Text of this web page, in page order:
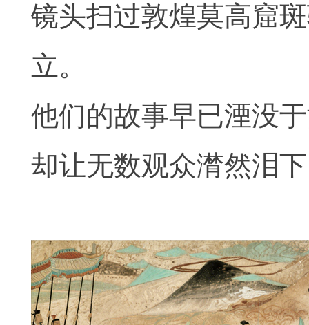
镜头扫过敦煌莫高窟
立。
他们的故事早已湮没
却让无数观众潸然泪